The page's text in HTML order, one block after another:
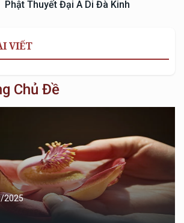
Phật Thuyết Đại A Di Đà Kinh
VIẾT
Chủ Đề
2025